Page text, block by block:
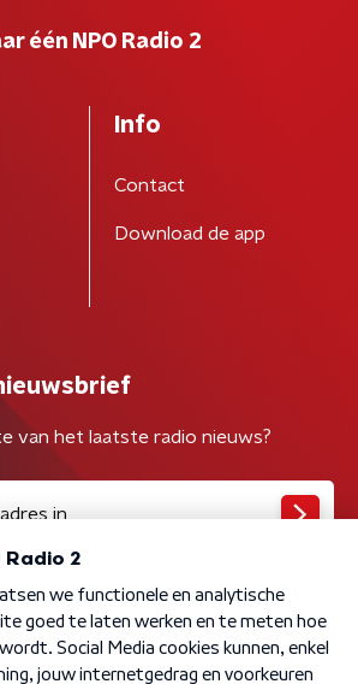
één NPO Radio 2
Info
Contact
Download de app
van het laatste radio nieuws?